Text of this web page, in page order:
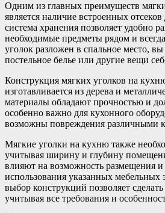
Одним из главных преимуществ
является наличие встроенных
система хранения позволяет удобно
необходимые предметы рядом и
уголок разложен в спальное место,
постельное белье или другие вещи
Конструкция мягких уголков на
изготавливается из дерева и
материалы обладают прочностью и
особенно важно для кухонного
возможны повреждения различными
Мягкие уголки на кухню также
учитывая ширину и глубину
влияют на возможность размещения и
использования указанных
выбор конструкций позволяет
учитывая все требования и